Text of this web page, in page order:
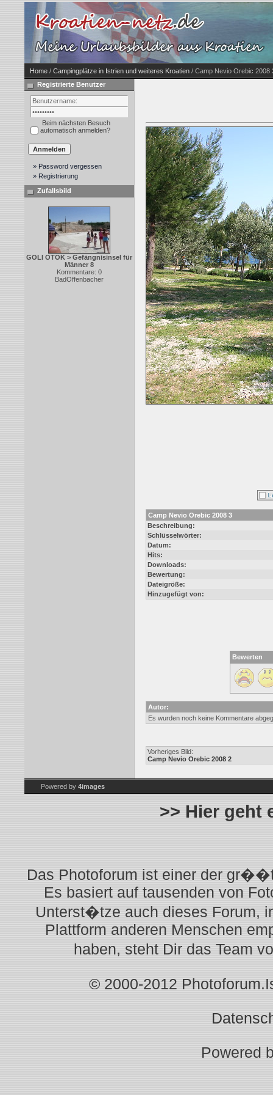
Home / Campingplätze in Istrien und weiteres Kroatien / Camp Nevio Orebic 2008
Registrierte Benutzer
Beim nächsten Besuch
automatisch anmelden?
» Password vergessen
» Registrierung
Zufallsbild
GOLI OTOK > Gefängnisinsel für
Männer 8
Kommentare: 0
BadOffenbacher
Camp Nevio Orebic 2008 3
Beschreibung:
Schlüsselwörter:
Datum:
Hits:
Downloads:
Bewertung:
Dateigröße:
Hinzugefügt von:
Bewerten
Autor:
Es wurden noch keine Kommentare
Vorheriges Bild:
Camp Nevio Orebic 2008 2
Powered by 4images
>> Hier geht
Das Photoforum ist einer der
Es basiert auf tausenden von
Unterst�tze auch dieses Forum,
Plattform anderen Menschen
haben, steht Dir das Team
© 2000-2012
Powered